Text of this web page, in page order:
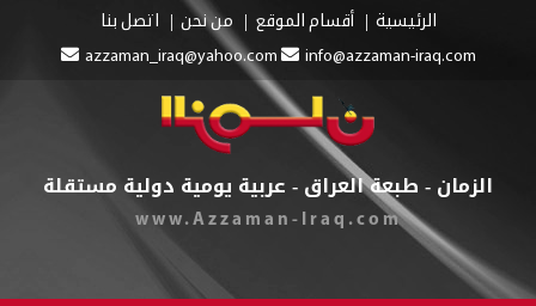
الرئيسية أقسام الموقع من نحن
اتصل بنا
azzaman_iraq@yahoo.com
info@azzaman-iraq.com
الزمان - طبعة العراق - عربية يومية دولية مستقلة
www.Azzaman-Iraq.com